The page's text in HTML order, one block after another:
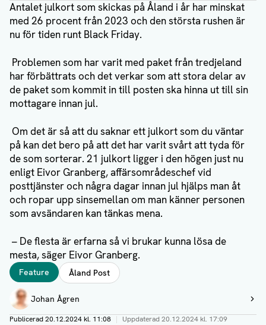
Antalet julkort som skickas på Åland i år har minskat
med 26 procent från 2023 och den största rushen är
nu för tiden runt Black Friday.
Problemen som har varit med paket från tredjeland
har förbättrats och det verkar som att stora delar av
de paket som kommit in till posten ska hinna ut till sin
mottagare innan jul.
Om det är så att du saknar ett julkort som du väntar
på kan det bero på att det har varit svårt att tyda för
de som sorterar. 21 julkort ligger i den högen just nu
enligt Eivor Granberg, affärsområdeschef vid
posttjänster och några dagar innan jul hjälps man åt
och ropar upp sinsemellan om man känner personen
som avsändaren kan tänkas mena.
– De flesta är erfarna så vi brukar kunna lösa de
mesta, säger Eivor Granberg.
Taggar
Feature Åland Post
Författare
Johan Ågren
Visa profil
Publicerad20.12.2024 kl. 11:08 | Uppdaterad20.12.2024 kl. 17:09